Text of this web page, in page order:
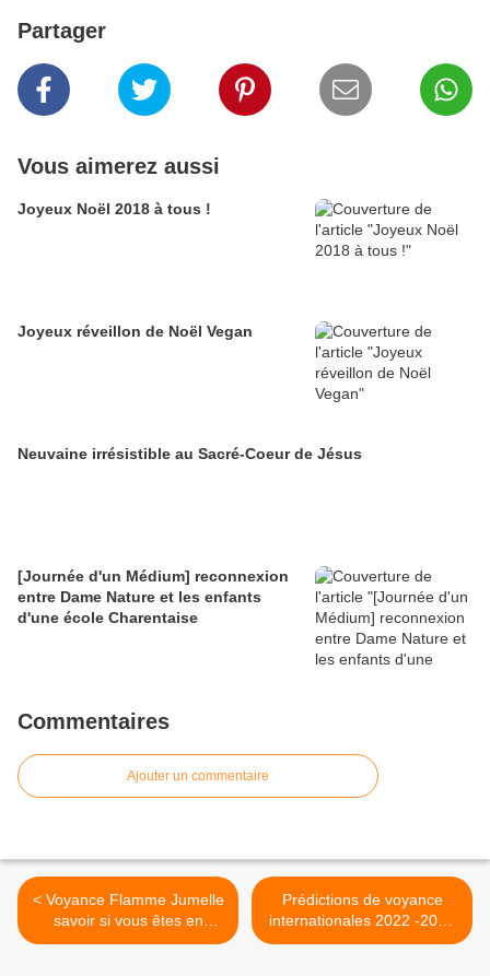
Partager
Vous aimerez aussi
Joyeux Noël 2018 à tous !
Joyeux réveillon de Noël Vegan
Neuvaine irrésistible au Sacré-Coeur de Jésus
[Journée d'un Médium] reconnexion
entre Dame Nature et les enfants
d'une école Charentaise
Commentaires
Ajouter un commentaire
< Voyance Flamme Jumelle
savoir si vous êtes en
couple avec votre flamme
Prédictions de voyance
internationales 2022 -2023
par un médium >